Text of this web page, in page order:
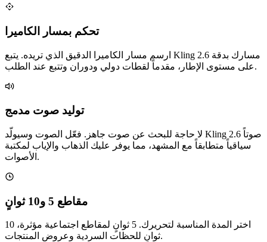
تحكم بمسار الكاميرا
ارسم مسار الكاميرا الدقيق الذي تريده. يتبع Kling 2.6 مسارك بدقة
على مستوى الإطار، مقدماً لقطات دولي ودوران وتتبع عند الطلب.
توليد صوت مدمج
لا حاجة للبحث عن صوت جاهز. فعّل الصوت وسيولّد Kling 2.6 صوتاً
سياقياً متطابقاً مع المشهد، مما يوفر عليك الذهاب والإياب لمكتبة
الأصوات.
مقاطع 5 و10 ثوانٍ
اختر المدة المناسبة لتحريرك. 5 ثوانٍ لمقاطع اجتماعية مؤثرة، 10
ثوانٍ للحظات السردية وعروض المنتجات.